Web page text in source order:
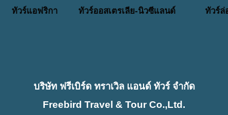
ทัวร์แอฟริกา ทัวร์ออสเตรเลีย-นิวซีแลนด์ ทัวร์ล่
บริษัท ฟรีเบิร์ด ทราเวิล แอนด์ ทัวร์ จำกัด
Freebird Travel & Tour Co.,Ltd.